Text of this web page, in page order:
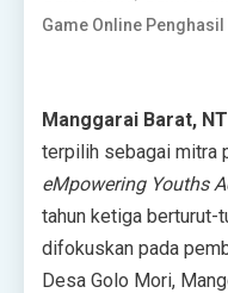
Game Online Penghasil
Manggarai Barat,
terpilih sebagai mitra
eMpowering Youths
tahun ketiga berturut-
difokuskan pada
Desa Golo Mori,